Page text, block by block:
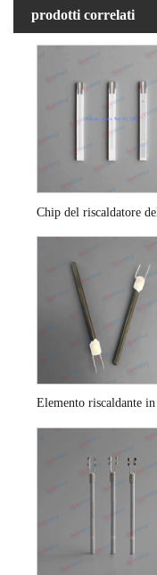
prodotti correlati